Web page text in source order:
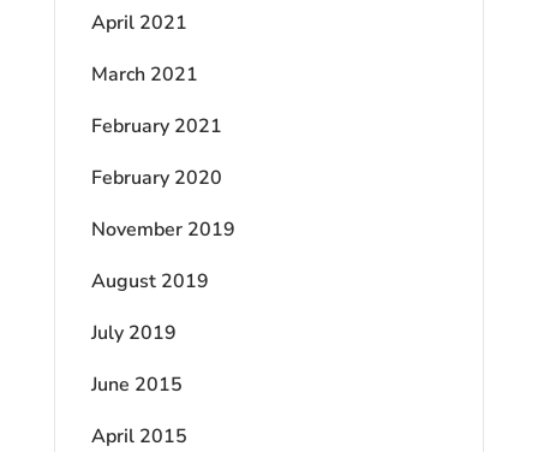
April 2021
March 2021
February 2021
February 2020
November 2019
August 2019
July 2019
June 2015
April 2015